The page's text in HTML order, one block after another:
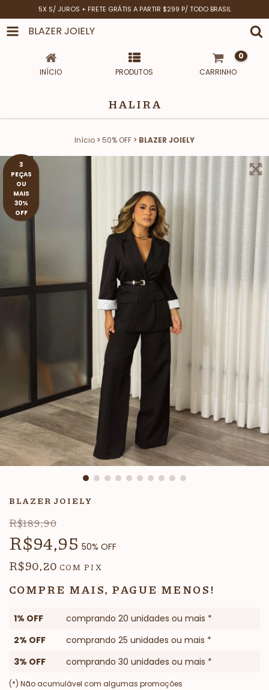
5X S/ JUROS + FRETE GRÁTIS A PARTIR $299 P/ TODO BRASIL
BLAZER JOIELY
INÍCIO PRODUTOS CARRINHO
0
HALIRA
Início > 50% OFF > BLAZER JOIELY
3
PEÇAS
OU
MAIS
30%
OFF
BLAZER JOIELY
R$189,90
R$94,95 50% OFF
R$90,20 COM PIX
COMPRE MAIS, PAGUE MENOS!
1% OFF
comprando 20 unidades ou mais *
2% OFF
comprando 25 unidades ou mais *
3% OFF
comprando 30 unidades ou mais *
(*) Não acumulável com algumas promoções